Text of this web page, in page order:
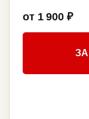
от 1 900 ₽